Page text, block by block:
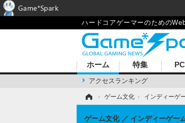
ハードコアゲーマーのための
ホーム
アクセスランキング
特集
› ゲーム文化 › インディーゲ
ゲーム文化 インディーゲー
Game*Spark